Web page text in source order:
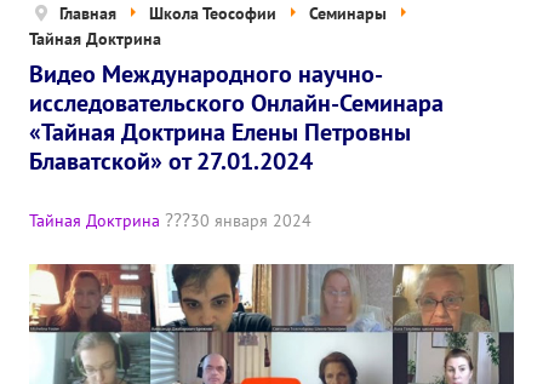
Попечительский совет
Правовые документы
Отчетные документы
Концепция деятельности
Нам помогают
Публичная оферта
Политика конфиденциальности
ПРОЕКТЫ
Главная Школа Теософии
Семинары
Тайная Доктрина
Видео Международного научно-
исследовательского Онлайн-Семинара
«Тайная Доктрина Елены Петровны
Блаватской» от 27.01.2024
Тайная Доктрина 30 января 2024